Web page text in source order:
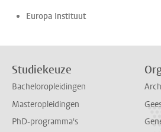
Europa Instituut
Studiekeuze
Bacheloropleidingen
Masteropleidingen
PhD-programma's